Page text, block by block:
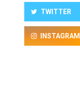
TWITTER
INSTAGRAM